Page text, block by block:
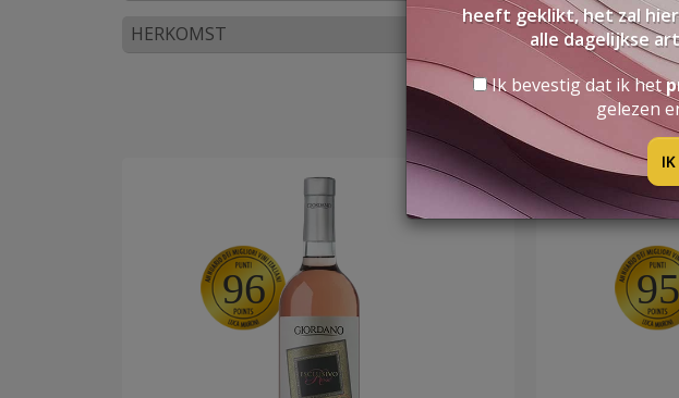
HERKOMST SPECIALS
96 95
heeft geklikt, het zal
alle dagelijkse
Ik bevestig dat ik het
gelezen